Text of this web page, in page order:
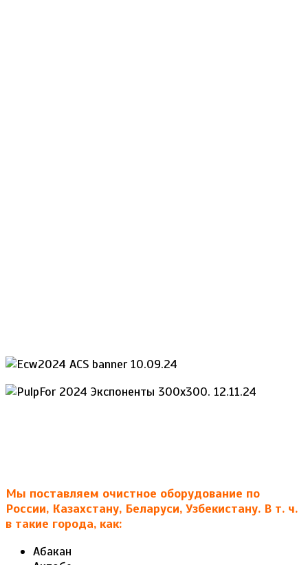
Мы поставляем очистное оборудование по
России, Казахстану, Беларуси, Узбекистану. В т. ч.
в такие города, как:
Абакан